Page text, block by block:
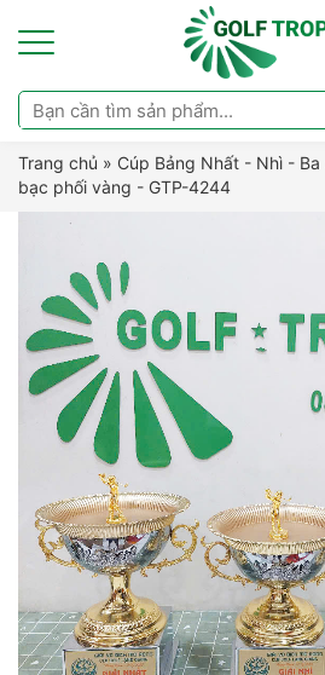
Trang chủ » Cúp Bảng Nhất - Nhì - Ba
bạc phối vàng - GTP-4244